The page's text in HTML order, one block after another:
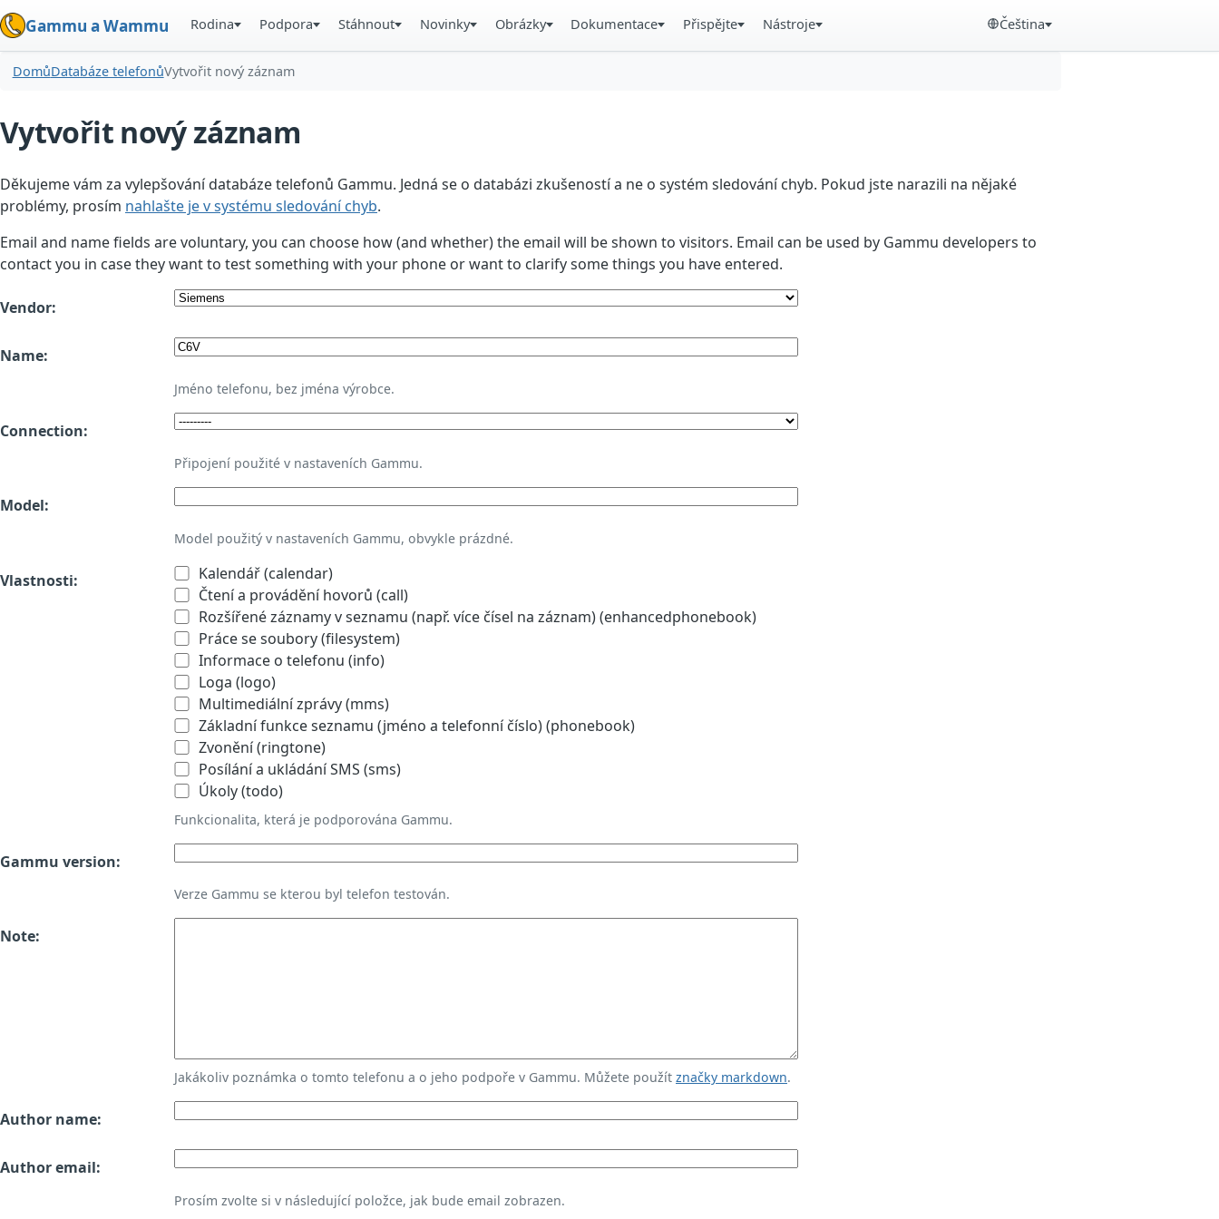
Gammu a Wammu Rodina Podpora Stáhnout Novinky Obrázky Dokumentace Přispějte Nástroje Čeština
DomůDatabáze telefonůVytvořit nový záznam
Vytvořit nový záznam
Děkujeme vám za vylepšování databáze telefonů Gammu. Jedná se o databázi zkušeností a ne o systém sledování chyb. Pokud jste narazili na nějaké
problémy, prosím nahlašte je v systému sledování chyb.
Email and name fields are voluntary, you can choose how (and whether) the email will be shown to visitors. Email can be used by Gammu developers to
contact you in case they want to test something with your phone or want to clarify some things you have entered.
Vendor:
Name:
Jméno telefonu, bez jména výrobce.
Connection:
Připojení použité v nastaveních Gammu.
Model:
Model použitý v nastaveních Gammu, obvykle prázdné.
Vlastnosti:
Kalendář (calendar)
Čtení a provádění hovorů (call)
Rozšířené záznamy v seznamu (např. více čísel na záznam) (enhancedphonebook)
Práce se soubory (filesystem)
Informace o telefonu (info)
Loga (logo)
Multimediální zprávy (mms)
Základní funkce seznamu (jméno a telefonní číslo) (phonebook)
Zvonění (ringtone)
Posílání a ukládání SMS (sms)
Úkoly (todo)
Funkcionalita, která je podporována Gammu.
Gammu version:
Verze Gammu se kterou byl telefon testován.
Note:
Jakákoliv poznámka o tomto telefonu a o jeho podpoře v Gammu. Můžete použít značky markdown.
Author name:
Author email:
Prosím zvolte si v následující položce, jak bude email zobrazen.